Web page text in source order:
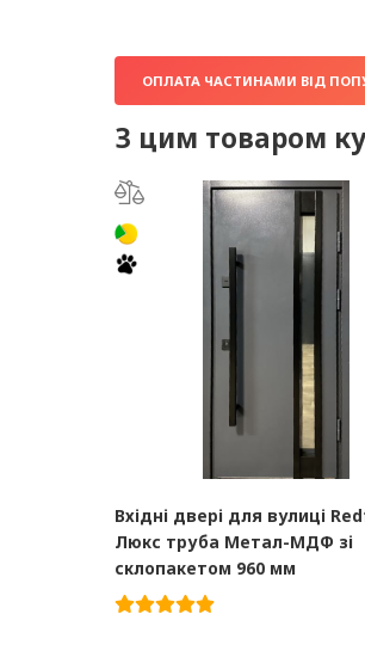
ОПЛАТА ЧАСТИНАМИ ВІД
З цим товаром
Вхідні двері для вулиці
Люкс труба Метал-МДФ зі
склопакетом 960 мм